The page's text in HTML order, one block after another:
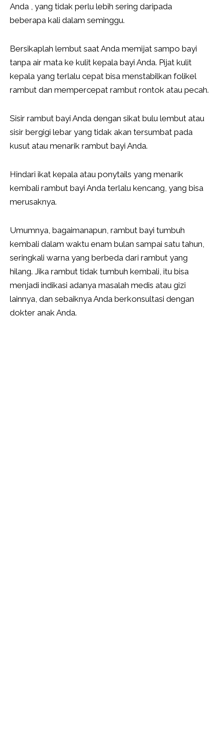
Anda , yang tidak perlu lebih sering daripada
beberapa kali dalam seminggu.
Bersikaplah lembut saat Anda memijat sampo bayi
tanpa air mata ke kulit kepala bayi Anda. Pijat kulit
kepala yang terlalu cepat bisa menstabilkan folikel
rambut dan mempercepat rambut rontok atau pecah.
Sisir rambut bayi Anda dengan sikat bulu lembut atau
sisir bergigi lebar yang tidak akan tersumbat pada
kusut atau menarik rambut bayi Anda.
Hindari ikat kepala atau ponytails yang menarik
kembali rambut bayi Anda terlalu kencang, yang bisa
merusaknya.
Umumnya, bagaimanapun, rambut bayi tumbuh
kembali dalam waktu enam bulan sampai satu tahun,
seringkali warna yang berbeda dari rambut yang
hilang. Jika rambut tidak tumbuh kembali, itu bisa
menjadi indikasi adanya masalah medis atau gizi
lainnya, dan sebaiknya Anda berkonsultasi dengan
dokter anak Anda.